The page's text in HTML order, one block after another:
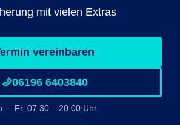
mit vielen Extras
vereinbaren
06196 6403840
– Fr. 07:30 – 20:00 Uhr.